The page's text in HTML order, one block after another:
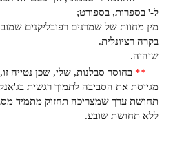
ל-' בספרות, בספורט;
מין מחוות של שמרנים רפובליקנים
בקרה רציונלית.
שיהיה.
** בחוסר סבלנות, שלי, שכן נטייה
מגייסת את הסביבה לתמוך רגשית
תחושת ערך שמצריכה תחזוק מתמיד
ללא תחושת שובע.